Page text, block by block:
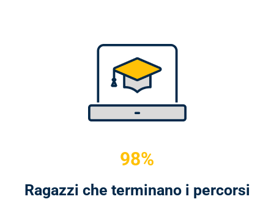
98%
Ragazzi che terminano i percorsi